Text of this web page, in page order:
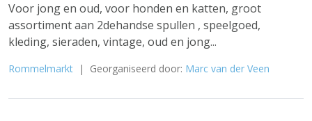
Voor jong en oud, voor honden en katten, groot
assortiment aan 2dehandse spullen , speelgoed,
kleding, sieraden, vintage, oud en jong...
Rommelmarkt | Georganiseerd door: Marc van der Veen